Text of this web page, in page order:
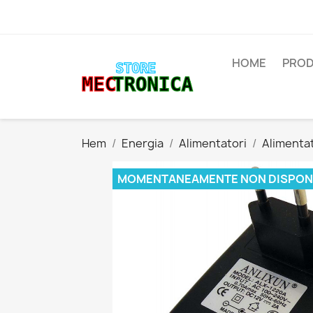
HOME
Hem Energia Alimentatori
MOMENTANEAMENTE NON